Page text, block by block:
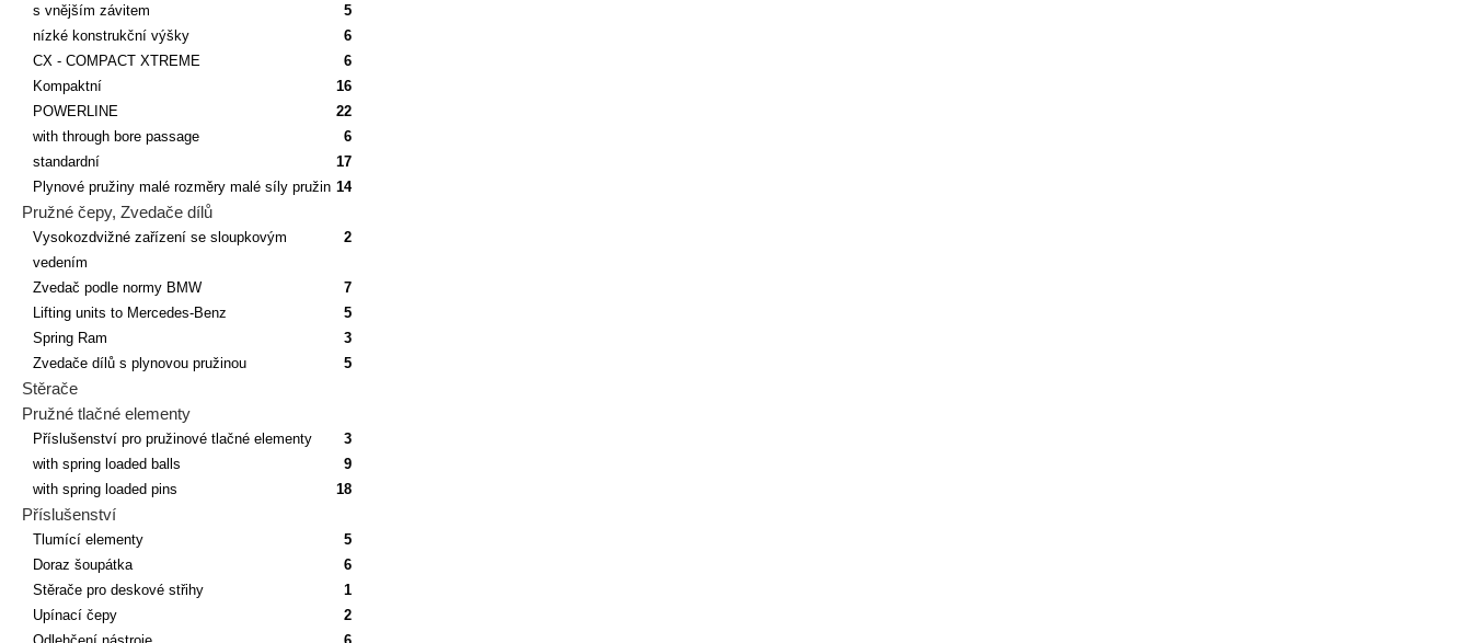
s vnějším závitem
5
nízké konstrukční výšky
6
CX - COMPACT XTREME
6
Kompaktní
16
POWERLINE
22
with through bore passage
6
standardní
17
Plynové pružiny malé rozměry malé síly pružin 14
Pružné čepy, Zvedače dílů
Vysokozdvižné zařízení se sloupkovým
vedením
2
Zvedač podle normy BMW
7
Lifting units to Mercedes-Benz
5
Spring Ram
3
Zvedače dílů s plynovou pružinou
5
Stěrače
Pružné tlačné elementy
Příslušenství pro pružinové tlačné elementy
3
with spring loaded balls
9
with spring loaded pins
18
Příslušenství
Tlumící elementy
5
Doraz šoupátka
6
Stěrače pro deskové střihy
1
Upínací čepy
2